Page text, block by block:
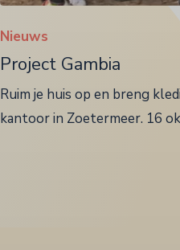
Nieuws
Project Gambia
Ruim je huis op en breng
kantoor in Zoetermeer. 16